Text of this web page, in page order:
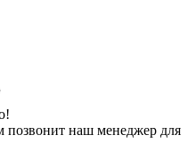
позвонит наш менеджер для